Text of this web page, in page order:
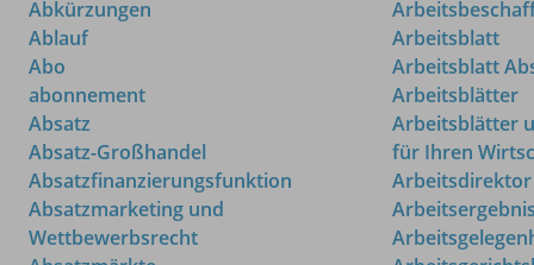
Abkürzungen
Ablauf
Abo
abonnement
Absatz
Absatz-Großhandel
Absatzfinanzierungsfunktion
Absatzmarketing und
Wettbewerbsrecht
Arbeitsblatt
Arbeitsblatt
Arbeitsblätter
Arbeitsblätter
für Ihren
Arbeitsdirektor